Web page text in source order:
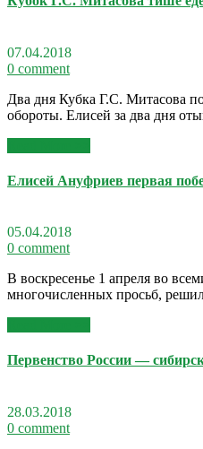
07.04.2018
0 comment
Два дня Кубка Г.С. Митасова
обороты. Елисей за два дня
Елисей Ануфриев первая
05.04.2018
0 comment
В воскресенье 1 апреля во
многочисленных просьб,
Первенство России —
28.03.2018
0 comment